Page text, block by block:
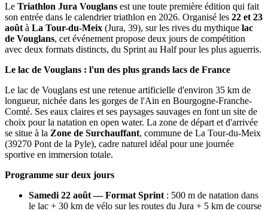
Le Triathlon Jura Vouglans est une toute première édition qui fait
son entrée dans le calendrier triathlon en 2026. Organisé les 22 et 23
août à La Tour-du-Meix (Jura, 39), sur les rives du mythique lac
de Vouglans, cet événement propose deux jours de compétition
avec deux formats distincts, du Sprint au Half pour les plus aguerris.
Le lac de Vouglans : l'un des plus grands lacs de France
Le lac de Vouglans est une retenue artificielle d'environ 35 km de
longueur, nichée dans les gorges de l'Ain en Bourgogne-Franche-
Comté. Ses eaux claires et ses paysages sauvages en font un site de
choix pour la natation en open water. La zone de départ et d'arrivée
se situe à la Zone de Surchauffant, commune de La Tour-du-Meix
(39270 Pont de la Pyle), cadre naturel idéal pour une journée
sportive en immersion totale.
Programme sur deux jours
Samedi 22 août — Format Sprint : 500 m de natation dans
le lac + 30 km de vélo sur les routes du Jura + 5 km de course